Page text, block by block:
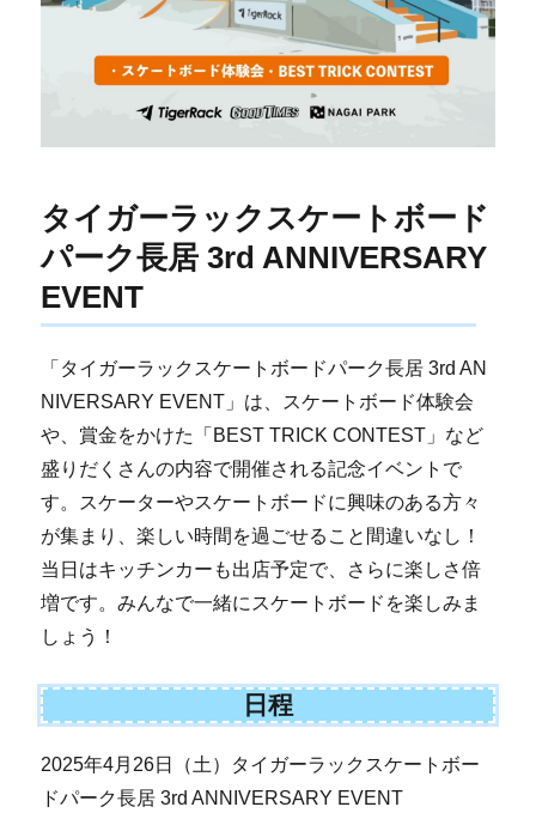
タイガーラックスケートボード
パーク長居 3rd ANNIVERSARY
EVENT
「タイガーラックスケートボードパーク長居 3rd AN
NIVERSARY EVENT」は、スケートボード体験会
や、賞金をかけた「BEST TRICK CONTEST」など
盛りだくさんの内容で開催される記念イベントで
す。スケーターやスケートボードに興味のある方々
が集まり、楽しい時間を過ごせること間違いなし！
当日はキッチンカーも出店予定で、さらに楽しさ倍
増です。みんなで一緒にスケートボードを楽しみま
しょう！
日程
2025年4月26日（土）タイガーラックスケートボー
ドパーク長居 3rd ANNIVERSARY EVENT